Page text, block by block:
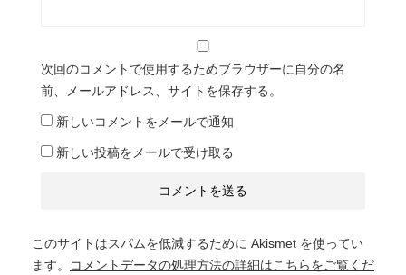
次回のコメントで使用するためブラウザーに自分の名
前、メールアドレス、サイトを保存する。
新しいコメントをメールで通知
新しい投稿をメールで受け取る
このサイトはスパムを低減するために Akismet を使ってい
ます。
コメントデータの処理方法の詳細はこちらをご覧くだ